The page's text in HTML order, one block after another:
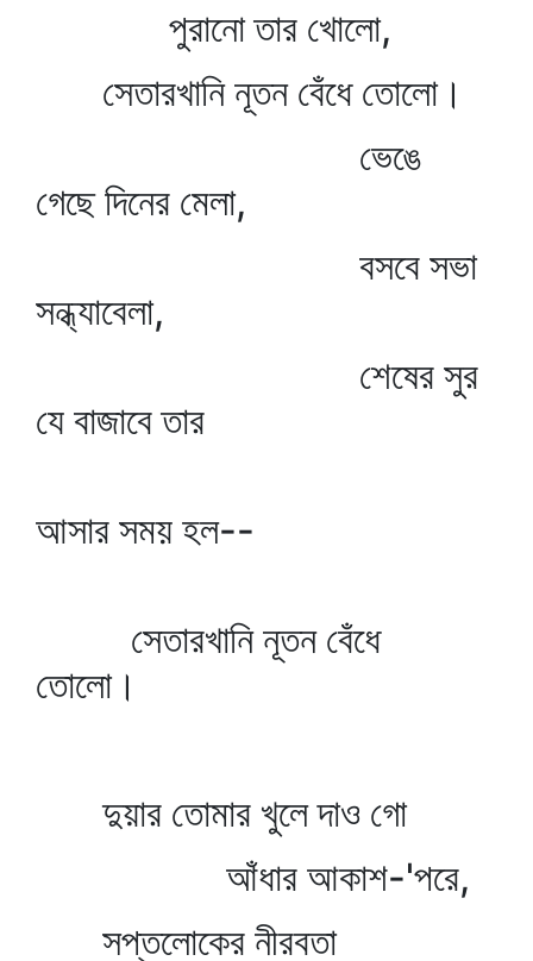
পুরানো তার খোলো,
সেতারখানি নূতন বেঁধে তোলো।
ভেঙে
গেছে দিনের মেলা,
বসবে সভা
সন্ধ্যাবেলা,
শেষের সুর
যে বাজাবে তার
আসার সময় হল--
সেতারখানি নূতন বেঁধে
তোলো।
দুয়ার তোমার খুলে দাও গো
আঁধার আকাশ-'পরে,
সপ্তলোকের নীরবতা